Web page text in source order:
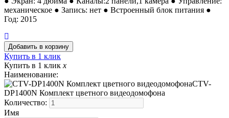
механическое ● Запись: нет ● Встроенный блок питания ●
Год: 2015
Купить в 1 клик
Купить в 1 клик x
Наименование:
CTV-
DP1400N Комплект цветного видеодомофона
Количество:
Имя